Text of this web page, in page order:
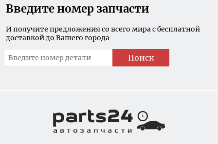
Введите номер запчасти
И получите предложения со всего мира с бесплатной
доставкой до Вашего города
Поиск